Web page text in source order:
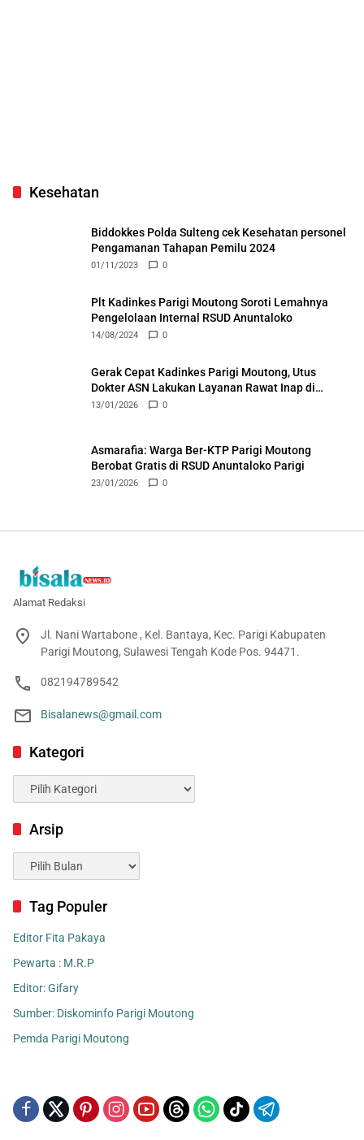
Kesehatan
Biddokkes Polda Sulteng cek Kesehatan personel
Pengamanan Tahapan Pemilu 2024
01/11/2023 0
Plt Kadinkes Parigi Moutong Soroti Lemahnya
Pengelolaan Internal RSUD Anuntaloko
14/08/2024 0
Gerak Cepat Kadinkes Parigi Moutong, Utus
Dokter ASN Lakukan Layanan Rawat Inap di
Puskesmas Ongka
13/01/2026 0
Asmarafia: Warga Ber-KTP Parigi Moutong
Berobat Gratis di RSUD Anuntaloko Parigi
23/01/2026 0
Alamat Redaksi
Jl. Nani Wartabone , Kel. Bantaya, Kec. Parigi Kabupaten
Parigi Moutong, Sulawesi Tengah Kode Pos. 94471.
082194789542
Bisalanews@gmail.com
Kategori
Kategori
Arsip
Arsip
Tag Populer
Editor Fita Pakaya
Pewarta : M.R.P
Editor: Gifary
Sumber: Diskominfo Parigi Moutong
Pemda Parigi Moutong